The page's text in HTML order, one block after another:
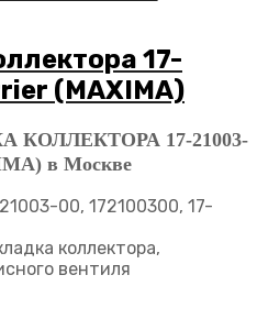
17-
(MAXIMA)
КОЛЛЕКТОРА 17-21003-
в Москве
00, 172100300, 17-
коллектора,
вентиля